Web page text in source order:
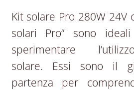
Kit solare Pro 280W 24V
solari Pro” sono
sperimentare
solare. Essi sono il
partenza per